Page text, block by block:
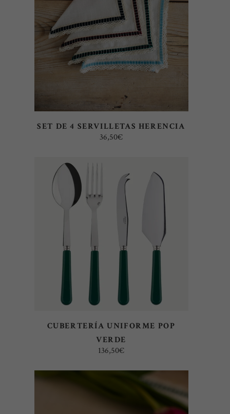
SET DE 4 SERVILLETAS HERENCIA
36,50€
AÑADIR AL CARRITO
CUBERTERÍA UNIFORME POP
VERDE
136,50€